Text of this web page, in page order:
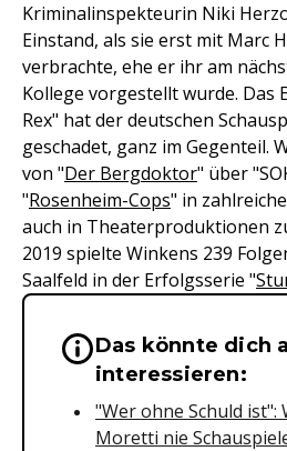
Kriminalinspekteurin Niki
Einstand, als sie erst mit Marc
verbrachte, ehe er ihr am
Kollege vorgestellt wurde. Das
Rex" hat der deutschen
geschadet, ganz im Gegenteil.
von "Der Bergdoktor" über
"Rosenheim-Cops" in
auch in Theaterproduktionen
2019 spielte Winkens 239
Saalfeld in der Erfolgsserie "
Wichtige
Das könnte dich
interessieren:
"Wer ohne Schuld ist":
Moretti nie